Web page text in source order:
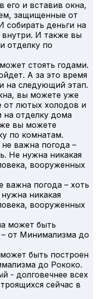
стоять годами.
А за это время
на следующий этап.
вы можете уже
лютых холодов и
на отделку дома
вы можете
по комнатам.
важна погода – хоть
никакая
вооруженных
быть построен
до Рококо.